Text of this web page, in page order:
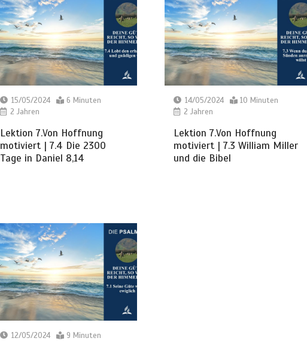
15/05/2024
6 Minuten
2 Jahren
Lektion 7.Von Hoffnung
motiviert | 7.4 Die 2300
Tage in Daniel 8,14
14/05/2024
10 Minuten
2 Jahren
Lektion 7.Von Hoffnung
motiviert | 7.3 William Miller
und die Bibel
12/05/2024
9 Minuten